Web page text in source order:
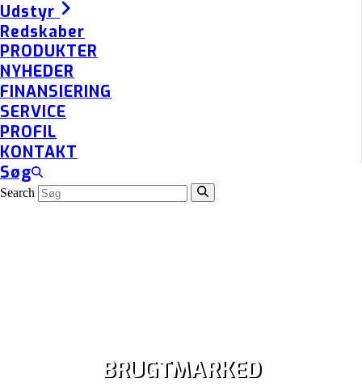
Udstyr
Redskaber
PRODUKTER
NYHEDER
FINANSIERING
SERVICE
PROFIL
KONTAKT
Søg
Search
BRUGTMARKED